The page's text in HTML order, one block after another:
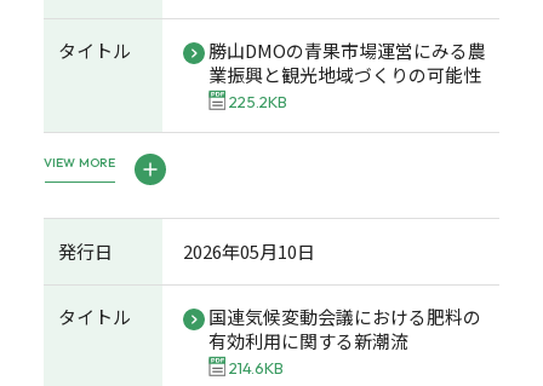
タイトル
勝山DMOの青果市場運営にみる農
業振興と観光地域づくりの可能性
225.2KB
VIEW MORE
発行日 2026年05月10日
タイトル
国連気候変動会議における肥料の
有効利用に関する新潮流
214.6KB